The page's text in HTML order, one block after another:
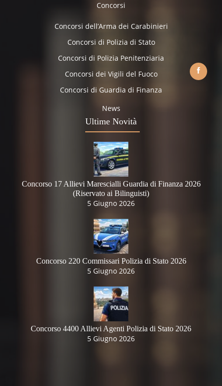
Concorsi
Concorsi dell’Arma dei Carabinieri
Concorsi di Polizia di Stato
Concorsi di Polizia Penitenziaria
Concorsi dei Vigili del Fuoco
Concorsi di Guardia di Finanza
News
Ultime Novità
Concorso 17 Allievi Marescialli Guardia di Finanza 2026
(Riservato ai Bilinguisti)
5 Giugno 2026
Concorso 220 Commissari Polizia di Stato 2026
5 Giugno 2026
Concorso 4400 Allievi Agenti Polizia di Stato 2026
5 Giugno 2026